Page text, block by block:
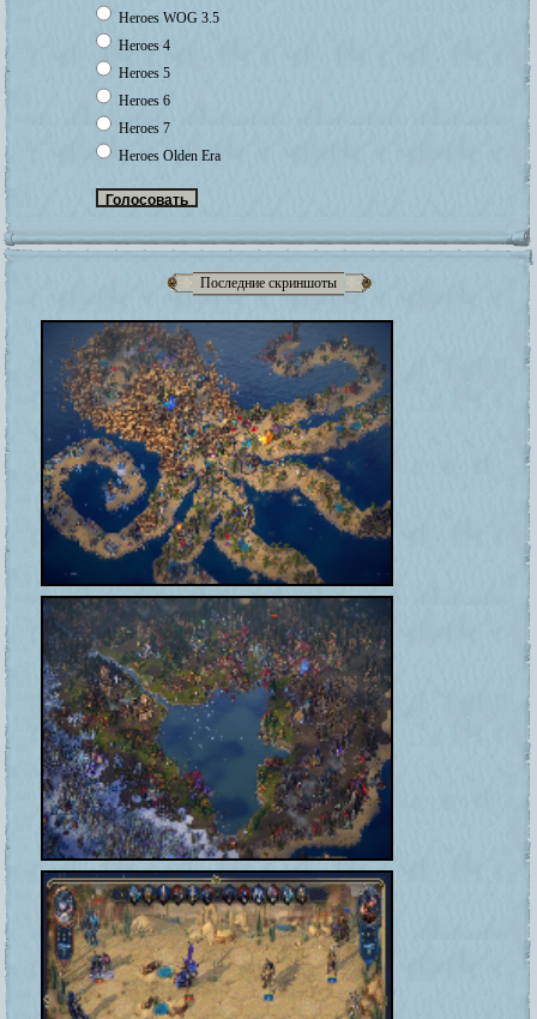
Heroes WOG 3.5
Heroes 4
Heroes 5
Heroes 6
Heroes 7
Heroes Olden Era
Последние скриншоты